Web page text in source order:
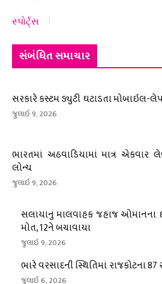
સ્પોર્ટ્સ
સંબંધિત સમાચાર
સરકારે કસ્ટમ ડ્યુટી ઘટાડતા મોબાઇલ-
જુલાઇ 9, 2026
ભારતમાં અઠવાડિયામાં માત્ર એકવાર
લોન્ચ
જુલાઇ 9, 2026
સલાયાનું માલવાહક જહાજ ઓમાનના
મોત, 12ને બચાવાયા
જુલાઇ 9, 2026
ભારે વરસાદની સ્થિતિમાં રાજકોટના
જુલાઇ 6, 2026